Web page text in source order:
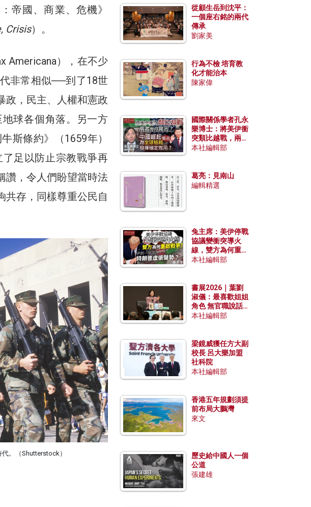
帝國、商業、危機》
Crisis）。
Americana），在不少
非常相似──到了18世
政，民主、人權和憲政
球各個角落。另一方
斯條約》（1659年）
足以防止宗教戰爭再
讚，令人們盼望當時法
共存，同樣尊重公民自
。（Shutterstock）
從顧生岳到沈平：
一個座右銘的兩代
傳承
劉家美
行為不檢 培育教
化才能治本
陳家偉
國際關係學者孔永
樂博士：將美伊衝
突類比越戰，兩者
有何異同？中國崛
本社編輯部
葛亮：見南山
編輯精選
兔主席：美伊停戰
協議變衝突導火
線，雙方為何重啟
戰爭？伊朗一早洞
本社編輯部
書展2026｜葉劉
淑儀：最喜歡姐姐
角色 無官職說話
包袱少
本社編輯部
梁鏡威獲任方大副
校長 呂大樂加盟
社科院
本社編輯部
香港五年規劃須提
前布局大鵬灣
來文
歷史給中國人一個
公道
張建雄